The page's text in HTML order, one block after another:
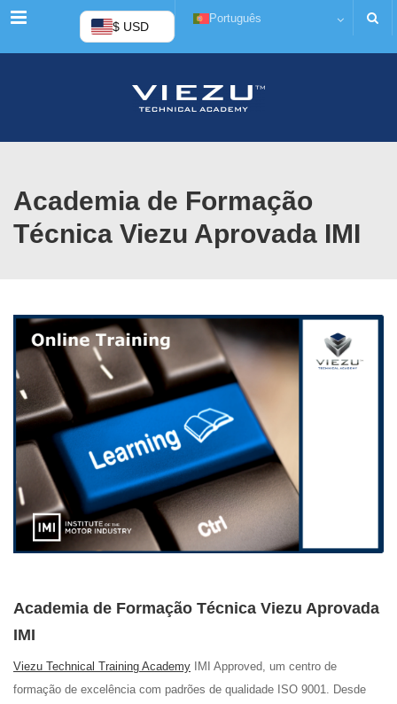
Cardápio $ USD
Português
Academia de Formação
Técnica Viezu Aprovada IMI
Academia de Formação Técnica Viezu Aprovada
IMI
Viezu Technical Training Academy IMI Approved, um centro de
formação de excelência com padrões de qualidade ISO 9001. Desde